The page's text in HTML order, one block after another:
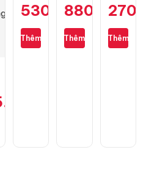
₫
9 ly
(chính
hãng)
530.000₫
Thêm
màu
mới
cho
880.000₫
Thêm
10W40
1L
Thêm